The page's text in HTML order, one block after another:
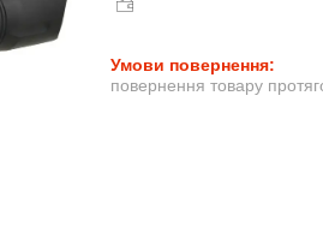
повернення товару